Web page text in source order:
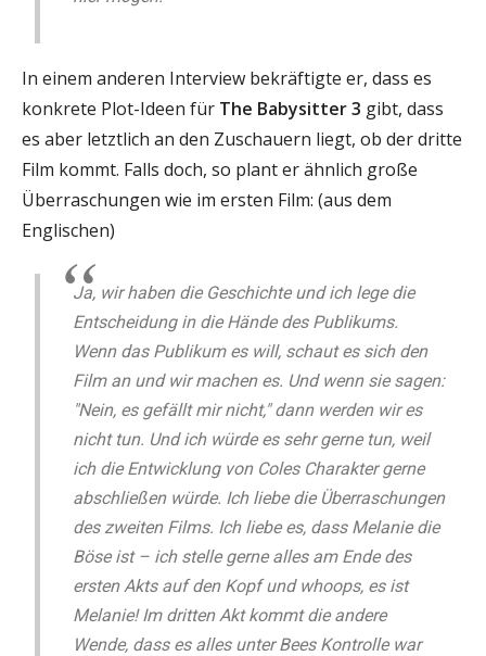
In einem anderen Interview bekräftigte er, dass es
konkrete Plot-Ideen für The Babysitter 3 gibt, dass
es aber letztlich an den Zuschauern liegt, ob der dritte
Film kommt. Falls doch, so plant er ähnlich große
Überraschungen wie im ersten Film: (aus dem
Englischen)
Ja, wir haben die Geschichte und ich lege die
Entscheidung in die Hände des Publikums.
Wenn das Publikum es will, schaut es sich den
Film an und wir machen es. Und wenn sie sagen:
"Nein, es gefällt mir nicht," dann werden wir es
nicht tun. Und ich würde es sehr gerne tun, weil
ich die Entwicklung von Coles Charakter gerne
abschließen würde. Ich liebe die Überraschungen
des zweiten Films. Ich liebe es, dass Melanie die
Böse ist – ich stelle gerne alles am Ende des
ersten Akts auf den Kopf und whoops, es ist
Melanie! Im dritten Akt kommt die andere
Wende, dass es alles unter Bees Kontrolle war